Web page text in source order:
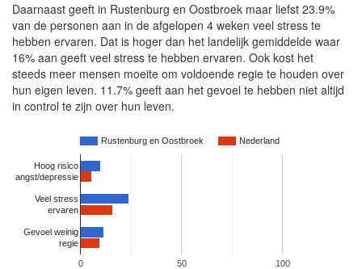
Daarnaast geeft in Rustenburg en Oostbroek maar liefst 23.9%
van de personen aan in de afgelopen 4 weken veel stress te
hebben ervaren. Dat is hoger dan het landelijk gemiddelde waar
16% aan geeft veel stress te hebben ervaren. Ook kost het
steeds meer mensen moeite om voldoende regie te houden over
hun eigen leven. 11.7% geeft aan het gevoel te hebben niet altijd
in control te zijn over hun leven.
Rustenburg en Oostbroek Nederland
0 50 100
Hoog risico
angst/depressie
Veel stress
ervaren
Gevoel weinig
regie